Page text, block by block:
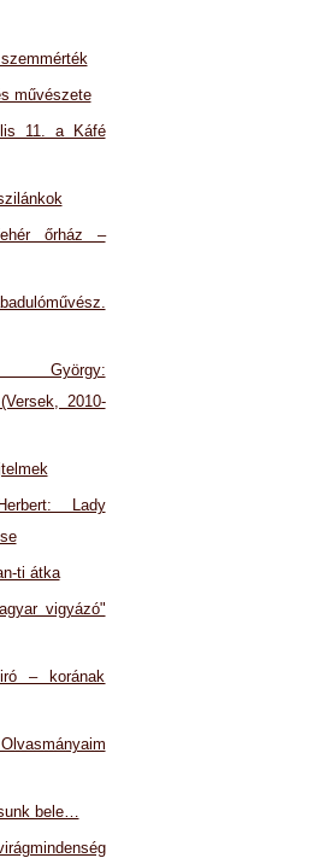
művészete
11. a Káfé
őrház –
2010-
Lady
ti átka
vigyázó"
– korának
bele…